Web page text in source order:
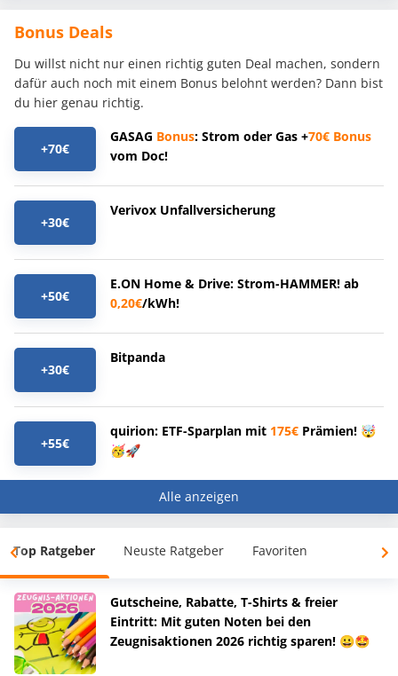
Bonus Deals
Du willst nicht nur einen richtig guten Deal machen, sondern
dafür auch noch mit einem Bonus belohnt werden? Dann bist
du hier genau richtig.
+70€
GASAG Bonus: Strom oder Gas +70€ Bonus
vom Doc!
+30€
Verivox Unfallversicherung
+50€
E.ON Home & Drive: Strom-HAMMER! ab
0,20€/kWh!
+30€
Bitpanda
+55€
quirion: ETF-Sparplan mit 175€ Prämien! 🤯
🥳🚀
Alle anzeigen
Top Ratgeber Neuste Ratgeber Favoriten
Gutscheine, Rabatte, T-Shirts & freier
Eintritt: Mit guten Noten bei den
Zeugnisaktionen 2026 richtig sparen! 😀🤩